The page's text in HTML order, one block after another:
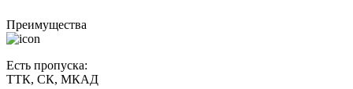
Преимущества
Есть пропуска:
ТТК, СК, МКАД